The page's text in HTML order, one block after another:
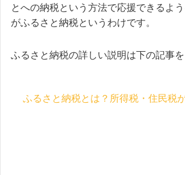
とへの納税という方法で応援できるよ
がふるさと納税というわけです。
ふるさと納税の詳しい説明は下の記事を
ふるさと納税とは？所得税・住民税